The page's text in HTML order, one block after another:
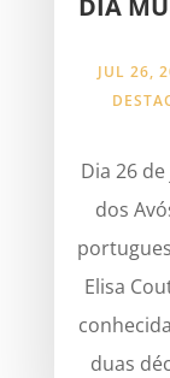
JUL 26,
Dia 26
dos
Elisa
duas